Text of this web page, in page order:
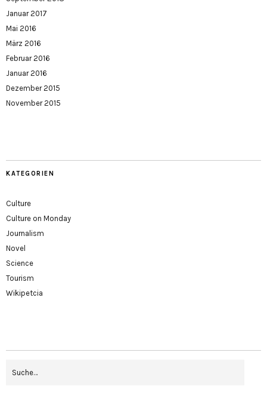
Januar 2017
Mai 2016
März 2016
Februar 2016
Januar 2016
Dezember 2015
November 2015
KATEGORIEN
Culture
Culture on Monday
Journalism
Novel
Science
Tourism
Wikipetcia